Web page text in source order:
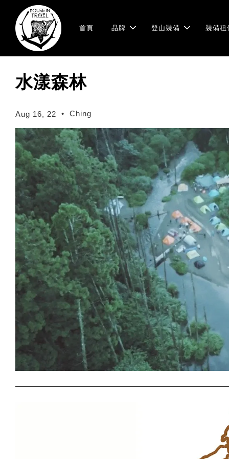
首頁 品牌 登山裝備 裝備租
水漾森林
Aug 16, 22 • Ching